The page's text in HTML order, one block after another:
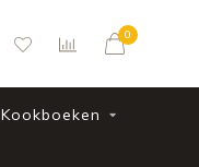
0
Kookboeken